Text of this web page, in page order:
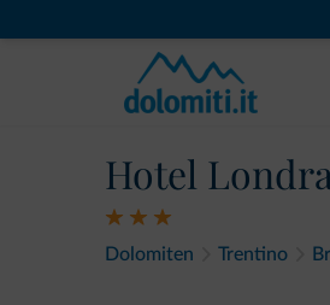
Hotel Londra
Dolomiten Trentino